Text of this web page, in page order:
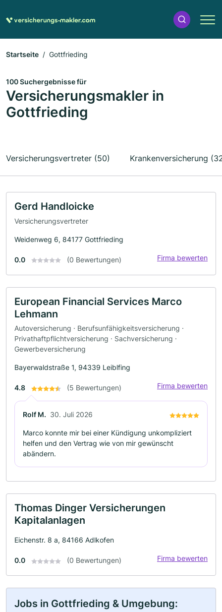
Startseite Gottfrieding
100 Suchergebnisse für
Versicherungsmakler in
Gottfrieding
Versicherungsvertreter (50) Krankenversicherung
Gerd Handloicke
Versicherungsvertreter
Weidenweg 6, 84177 Gottfrieding
0.0 (0 Bewertungen) Firma bewerten
European Financial Services Marco
Lehmann
Autoversicherung · Berufsunfähigkeitsversicherung ·
Privathaftpflichtversicherung · Sachversicherung ·
Gewerbeversicherung
Bayerwaldstraße 1, 94339 Leiblfing
4.8 (5 Bewertungen) Firma bewerten
Rolf M. 30. Juli 2026
Marco konnte mir bei einer Kündigung unkompliziert
helfen und den Vertrag wie von mir gewünscht
abändern.
Thomas Dinger Versicherungen
Kapitalanlagen
Eichenstr. 8 a, 84166 Adlkofen
0.0 (0 Bewertungen) Firma bewerten
Jobs in Gottfrieding & Umgebung: